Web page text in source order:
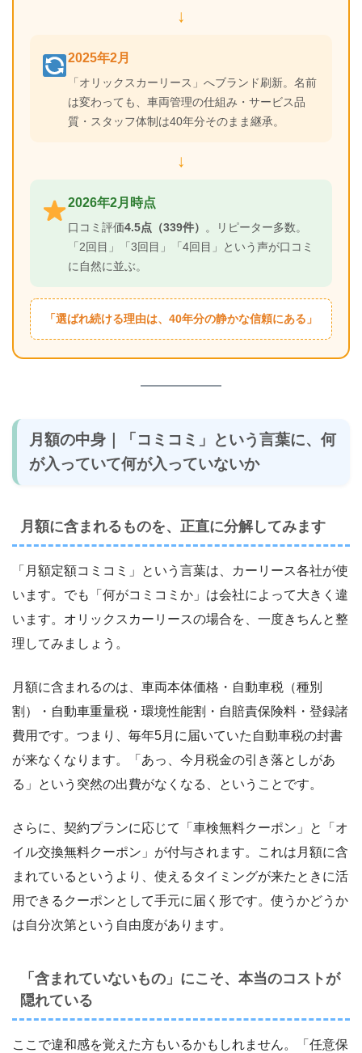
↓
2025年2月
「オリックスカーリース」へブランド刷新。名前
は変わっても、車両管理の仕組み・サービス品
質・スタッフ体制は40年分そのまま継承。
↓
2026年2月時点
口コミ評価4.5点（339件）
。リピーター多数。
「2回目」「3回目」「4回目」という声が口コミ
に自然に並ぶ。
「選ばれ続ける理由は、40年分の静かな信頼にある」
月額の中身｜「コミコミ」という言葉に、何
が入っていて何が入っていないか
月額に含まれるものを、正直に分解してみます
「月額定額コミコミ」という言葉は、カーリース各社が使
います。でも「何がコミコミか」は会社によって大きく違
います。オリックスカーリースの場合を、一度きちんと整
理してみましょう。
月額に含まれるのは、車両本体価格・自動車税（種別
割）・自動車重量税・環境性能割・自賠責保険料・登録諸
費用です。つまり、毎年5月に届いていた自動車税の封書
が来なくなります。「あっ、今月税金の引き落としがあ
る」という突然の出費がなくなる、ということです。
さらに、契約プランに応じて「車検無料クーポン」と「オ
イル交換無料クーポン」が付与されます。これは月額に含
まれているというより、使えるタイミングが来たときに活
用できるクーポンとして手元に届く形です。使うかどうか
は自分次第という自由度があります。
「含まれていないもの」にこそ、本当のコストが
隠れている
ここで違和感を覚えた方もいるかもしれません。「任意保